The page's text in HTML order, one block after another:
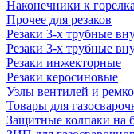
Наконечники к
Прочее для резаков
Резаки 3-х трубные
Резаки 3-х трубные
Резаки инжекторные
Резаки керосиновые
Узлы вентилей и
Товары для
Защитные колпаки на